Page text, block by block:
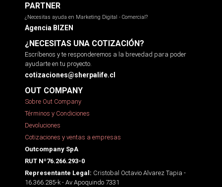
PARTNER
¿Necesitas ayuda en Marketing Digital - Comercial?
Agencia BIZEN
¿NECESITAS UNA COTIZACIÓN?
Escríbenos y te responderemos a la brevedad para poder
ayudarte en tu proyecto.
cotizaciones@sherpalife.cl
OUT COMPANY
Sobre Out Company
Términos y Condiciones
Devoluciones
Cotizaciones y ventas a empresas
Outcompany SpA
RUT Nº76.266.293-0
Representante Legal: Cristobal Octavio Alvarez Tapia -
16.366.285-k - Av Apoquindo 7331